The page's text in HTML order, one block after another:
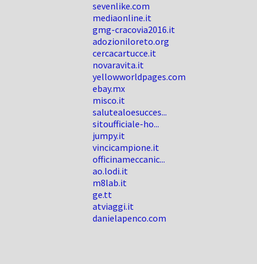
sevenlike.com
mediaonline.it
gmg-cracovia2016.it
adozioniloreto.org
cercacartucce.it
novaravita.it
yellowworldpages.com
ebay.mx
misco.it
salutealoesucces...
sitoufficiale-ho...
jumpy.it
vincicampione.it
officinameccanic...
ao.lodi.it
m8lab.it
ge.tt
atviaggi.it
danielapenco.com